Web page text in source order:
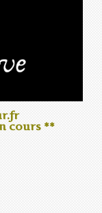
cours **